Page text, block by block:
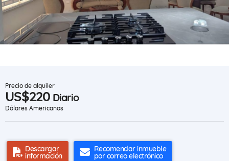
Precio de alquiler
US$220 Diario
Dólares Americanos
Descargar
información
Recomendar inmueble
por correo electrónico